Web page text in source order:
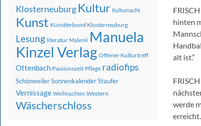
hinten
alt ist.“
werde
Klosterneuburg Kultur Kulturnacht
Kunst Künstlerbund Klosterneuburg
Lesung literatur Malerei Manuela
Kinzel Verlag Offener Kulturtreff
Ottenbach Passionszeit Pflege radiofips
SchönweilerSonnenkalenderStaufer
Vernissage Weihnachten Western
Wäscherschloss